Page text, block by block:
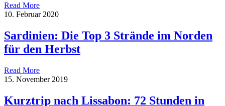
Read More
10. Februar 2020
Sardinien: Die Top 3 Strände im Norden
für den Herbst
Read More
15. November 2019
Kurztrip nach Lissabon: 72 Stunden in